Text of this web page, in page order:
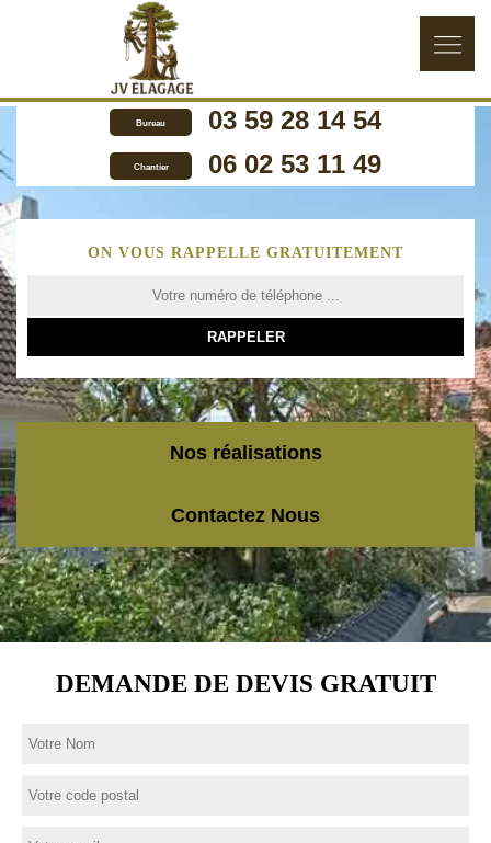
Bureau 03 59 28 14 54
Chantier 06 02 53 11 49
ON VOUS RAPPELLE GRATUITEMENT
Nos réalisations
Contactez Nous
DEMANDE DE DEVIS GRATUIT